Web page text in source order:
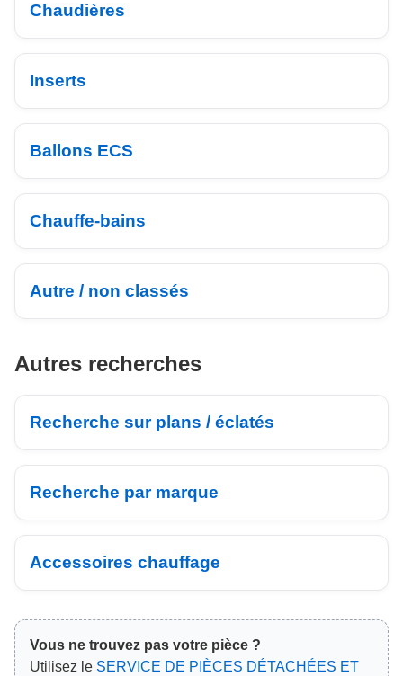
Chaudières
Inserts
Ballons ECS
Chauffe-bains
Autre / non classés
Autres recherches
Recherche sur plans / éclatés
Recherche par marque
Accessoires chauffage
Vous ne trouvez pas votre pièce ?
Utilisez le SERVICE DE PIÈCES DÉTACHÉES ET